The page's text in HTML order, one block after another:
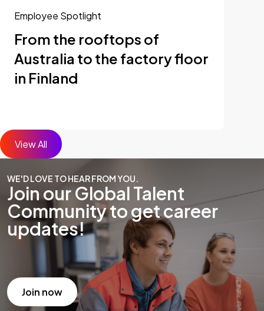
Employee Spotlight
From the rooftops of
Australia to the factory floor
in Finland
View All
WE'D LOVE TO HEAR FROM YOU.
Join our Global Talent
Community to get career
updates!
Join now